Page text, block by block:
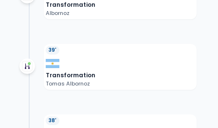
Transformation
Albornoz
39'
Transformation
Tomas Albornoz
38'